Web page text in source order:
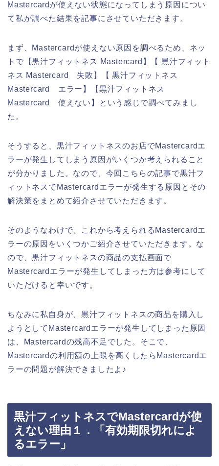
Mastercardが使えない状態になってしまう原因につい
て私が調べた結果を記事にさせていただきます。
まず、Mastercardが使えない原因を調べるため、ネッ
トで【黒汁フィットネス Mastercard】【 黒汁フィット
ネス Mastercard 失敗】【 黒汁フィットネス
Mastercard エラー】【黒汁フィットネス
Mastercard 使えない】という感じで調べてみまし
た。
そうすると、黒汁フィットネスのお店でMastercardエ
ラーが発生してしまう原因がいくつか考えられること
が分かりました。なので、今回こちらの記事で黒汁フ
ィットネスでMastercardエラーが発生する原因とその
解決策をまとめて紹介させていただきます。
そのようなわけで、これから考えられるMastercardエ
ラーの原因をいくつかご紹介させていただきます。な
ので、黒汁フィットネスの商品の支払画面で
Mastercardエラーが発生してしまった方は参考にして
いただけると幸いです。
ちなみに私自身が、黒汁フィットネスの商品を購入し
ようとしてMastercardエラーが発生してしまった原因
は、Mastercardの残高不足でした。そこで、
Mastercardの利用額の上限を高くしたらMastercardエ
ラーの問題が解決できましたよ♪
黒汁フィットネスでMastercardが使
えない理由１．「有効期限切れによ
るエラー」